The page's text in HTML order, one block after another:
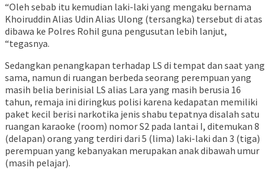
“Oleh sebab itu kemudian laki-laki yang mengaku bernama
Khoiruddin Alias Udin Alias Ulong (tersangka) tersebut di atas
dibawa ke Polres Rohil guna pengusutan lebih lanjut,
“tegasnya.
Sedangkan penangkapan terhadap LS di tempat dan saat yang
sama, namun di ruangan berbeda seorang perempuan yang
masih belia berinisial LS alias Lara yang masih berusia 16
tahun, remaja ini diringkus polisi karena kedapatan memiliki
paket kecil berisi narkotika jenis shabu tepatnya disalah satu
ruangan karaoke (room) nomor S2 pada lantai I, ditemukan 8
(delapan) orang yang terdiri dari 5 (lima) laki-laki dan 3 (tiga)
perempuan yang kebanyakan merupakan anak dibawah umur
(masih pelajar).